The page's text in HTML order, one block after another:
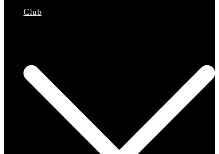
Club